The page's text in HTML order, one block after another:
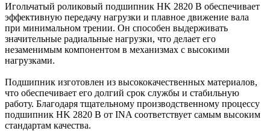
Игольчатый роликовый подшипник HK 2820 B обеспечивает
эффективную передачу нагрузки и плавное движение вала
при минимальном трении. Он способен выдерживать
значительные радиальные нагрузки, что делает его
незаменимым компонентом в механизмах с высокими
нагрузками.
Подшипник изготовлен из высококачественных материалов,
что обеспечивает его долгий срок службы и стабильную
работу. Благодаря тщательному производственному процессу
подшипник HK 2820 B от INA соответствует самым высоким
стандартам качества.